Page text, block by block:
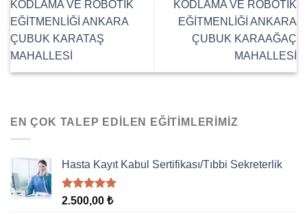
KODLAMA VE ROBOTİK
EĞİTMENLİĞİ ANKARA
ÇUBUK KARATAŞ
MAHALLESİ
KODLAMA VE ROBOTİK
EĞİTMENLİĞİ ANKARA
ÇUBUK KARAAĞAÇ
MAHALLESİ
EN ÇOK TALEP EDILEN EĞITIMLERIMIZ
Hasta Kayıt Kabul Sertifikası/Tıbbi Sekreterlik
5 üzerinden
2.500,00 ₺